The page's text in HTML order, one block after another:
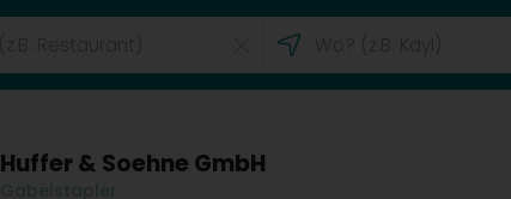
Huffer & Soehne GmbH